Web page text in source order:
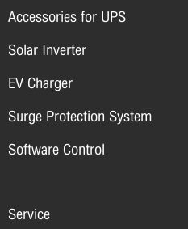
Accessories for UPS
Solar Inverter
EV Charger
Surge Protection System
Software Control
Service